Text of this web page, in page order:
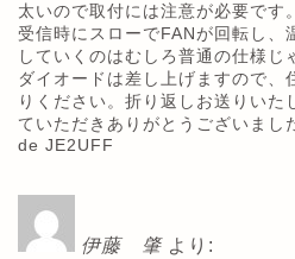
太いので取付には注意が必要です
受信時にスローでFANが回転し、
していくのはむしろ普通の仕様じ
ダイオードは差し上げますので、
りください。折り返しお送りいた
ていただきありがとうございまし
de JE2UFF
伊藤 肇 より: